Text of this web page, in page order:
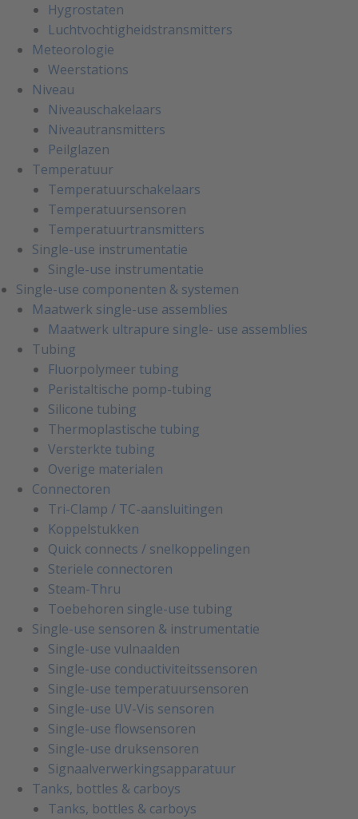
Hygrostaten
Luchtvochtigheidstransmitters
Meteorologie
Weerstations
Niveau
Niveauschakelaars
Niveautransmitters
Peilglazen
Temperatuur
Temperatuurschakelaars
Temperatuursensoren
Temperatuurtransmitters
Single-use instrumentatie
Single-use instrumentatie
Single-use componenten & systemen
Maatwerk single-use assemblies
Maatwerk ultrapure single- use assemblies
Tubing
Fluorpolymeer tubing
Peristaltische pomp-tubing
Silicone tubing
Thermoplastische tubing
Versterkte tubing
Overige materialen
Connectoren
Tri-Clamp / TC-aansluitingen
Koppelstukken
Quick connects / snelkoppelingen
Steriele connectoren
Steam-Thru
Toebehoren single-use tubing
Single-use sensoren & instrumentatie
Single-use vulnaalden
Single-use conductiviteitssensoren
Single-use temperatuursensoren
Single-use UV-Vis sensoren
Single-use flowsensoren
Single-use druksensoren
Signaalverwerkingsapparatuur
Tanks, bottles & carboys
Tanks, bottles & carboys